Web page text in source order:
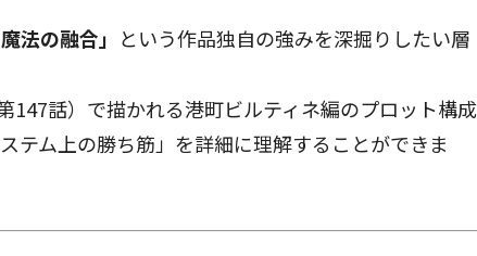
法の融合」 という作品独自の強みを深掘りしたい層
147話）で描かれる港町ビルティネ編のプロット構成
テム上の勝ち筋」を詳細に理解することができま